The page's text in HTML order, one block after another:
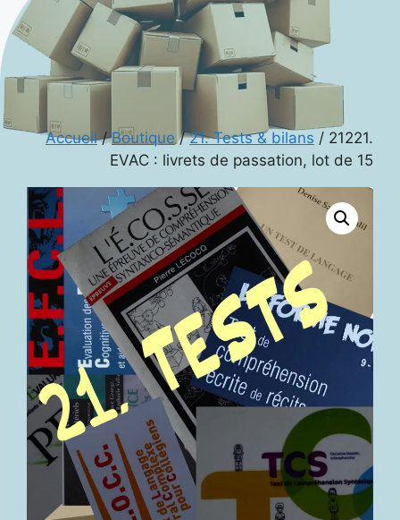
Accueil/Boutique/21. Tests & bilans / 21221.
EVAC : livrets de passation, lot de 15